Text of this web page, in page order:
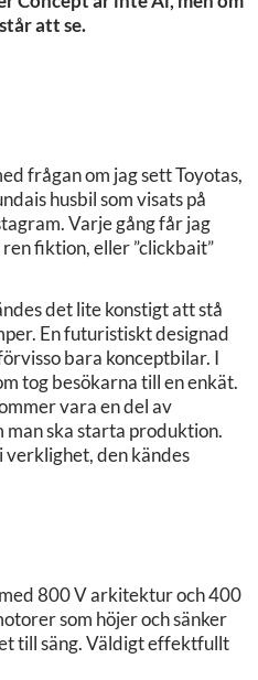
att se.
frågan om jag sett Toyotas,
husbil som visats på
Varje gång får jag
fiktion, eller ”clickbait”
det lite konstigt att stå
En futuristiskt designad
bara konceptbilar. I
tog besökarna till en enkät.
vara en del av
ska starta produktion.
den kändes
800 V arkitektur och 400
som höjer och sänker
till säng. Väldigt effektfullt